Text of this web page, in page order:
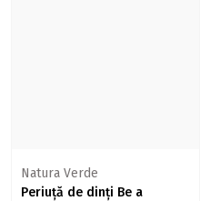
Natura Verde
Periuță de dinți Be a